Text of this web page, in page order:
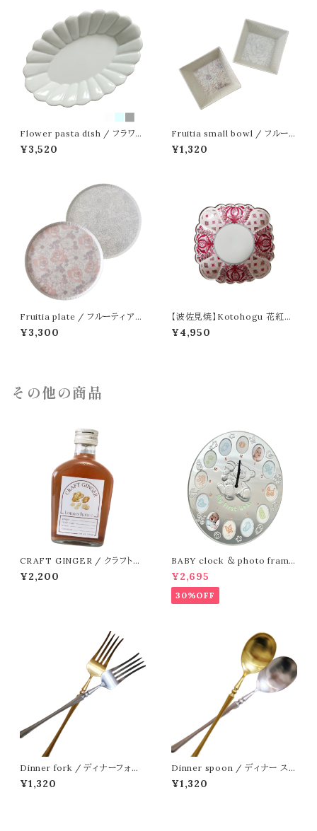
Flower pasta dish / フラワー
パスタ皿
¥3,520
Fruitia small bowl / フルーテ
ィア 小鉢
¥1,320
Fruitia plate / フルーティア
プレート 20cm
¥3,300
【波佐見焼】Kotohogu 花紅小
皿
¥4,950
その他の商品
CRAFT GINGER / クラフトジ
ンジャー
¥2,200
BABY clock ＆ photo frame
/ クロック&フォトフレーム
¥2,695
30%OFF
Dinner fork / ディナーフォー
ク
¥1,320
Dinner spoon / ディナー スプ
ーン
¥1,320